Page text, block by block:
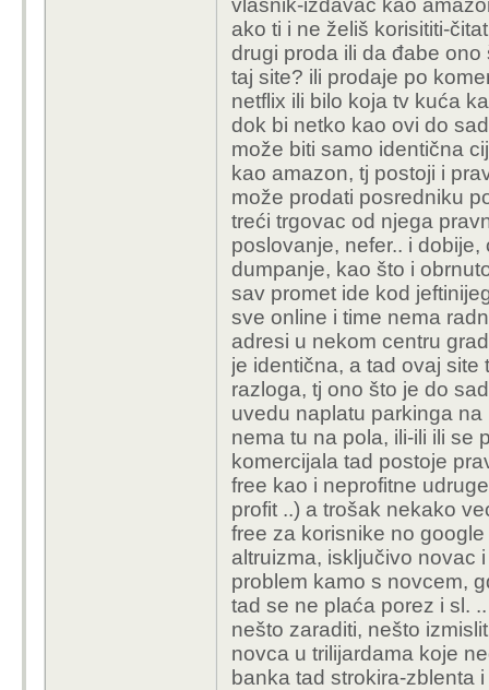
vlasnik-izdavać kao
ako ti i ne želiš korisititi-
drugi proda ili da đabe
taj site? ili prodaje po
netflix ili bilo koja tv kuća
dok bi netko kao ovi do
može biti samo identična
kao amazon, tj postoji i
može prodati posredniku
treći trgovac od njega
poslovanje, nefer.. i
dumpanje, kao što i
sav promet ide kod
sve online i time nema
adresi u nekom centru
je identična, a tad ovaj
razloga, tj ono što je do
uvedu naplatu parkinga
nema tu na pola, ili-ili ili se
komercijala tad postoje
free kao i neprofitne
profit ..) a trošak nekako
free za korisnike no
altruizma, isključivo novac
problem kamo s novcem,
tad se ne plaća porez i sl.
nešto zaraditi, nešto
novca u trilijardama koje
banka tad strokira-zblenta